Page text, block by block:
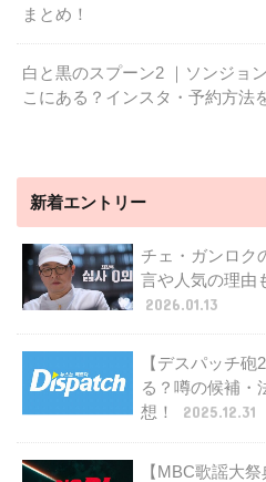
まとめ！
白と黒のスプーン2 ｜ソンジョ
こにある？インスタ・予約方法
新着エントリー
チェ・ガンロク
言や人気の理由
2026.01.13
【デスパッチ
る？噂の候補・
想！
2025.12.31
【MBC歌謡大